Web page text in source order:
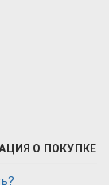
О ПОКУПКЕ